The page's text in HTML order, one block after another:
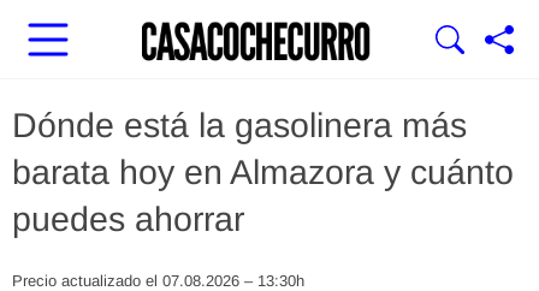
Dónde está la gasolinera más
barata hoy en Almazora y cuánto
puedes ahorrar
Precio actualizado el 07.08.2026 – 13:30h